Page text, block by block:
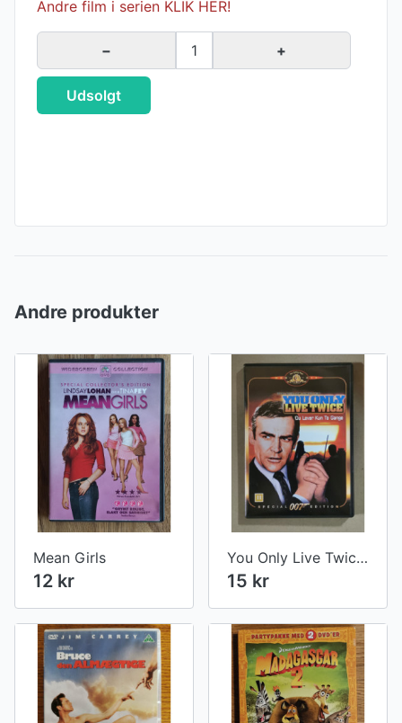
Andre film i serien KLIK HER!
− 1 +
Udsolgt
Andre produkter
Mean Girls
12 kr
You Only Live Twice - 007 James Bond
15 kr